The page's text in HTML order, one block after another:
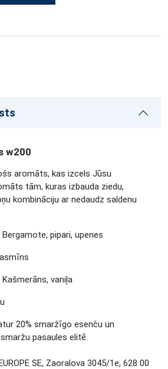
w200
aromāts, kas izcels Jūsu
tām, kuras izbauda ziedu,
kombināciju ar nedaudz saldenu
Bergamote, pipari, upenes
Kašmerāns, vaniļa
20% smaržīgo esenču un
pasaules elitē.
SE, Zaoralova 3045/1e, 628 00